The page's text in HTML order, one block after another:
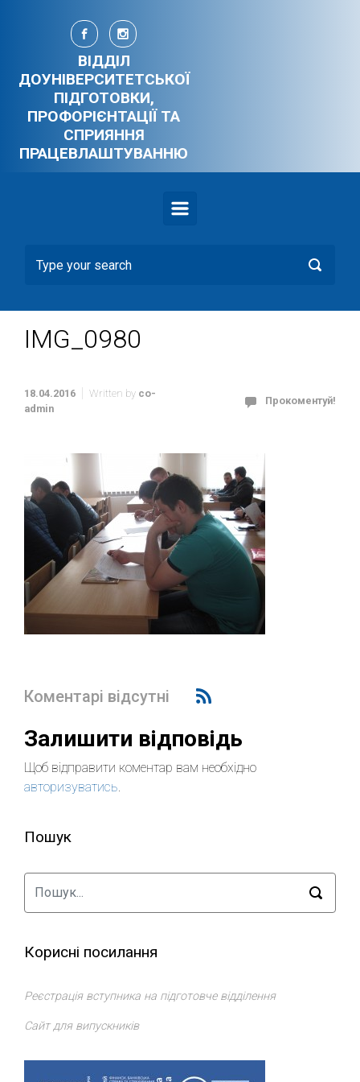
Skip to main content
ВІДДІЛ
ДОУНІВЕРСИТЕТСЬКОЇ
ПІДГОТОВКИ,
ПРОФОРІЄНТАЦІЇ ТА
СПРИЯННЯ
ПРАЦЕВЛАШТУВАННЮ
IMG_0980
18.04.2016 Written by co-
admin
Прокоментуй!
Коментарі відсутні
Залишити відповідь
Щоб відправити коментар вам необхідно
авторизуватись.
Пошук
Корисні посилання
Реєстрація вступника на підготовче відділення
Сайт для випускників